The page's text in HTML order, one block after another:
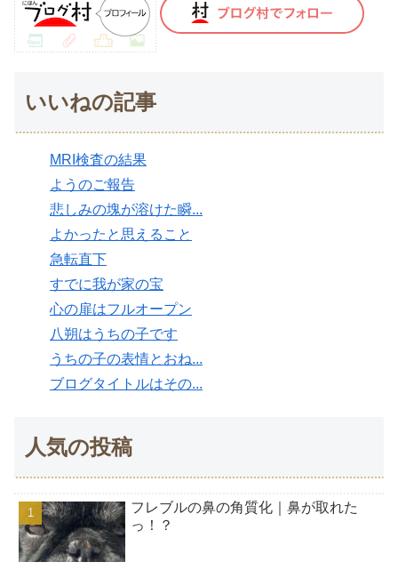
いいねの記事
MRI検査の結果
ようのご報告
悲しみの塊が溶けた瞬...
よかったと思えること
急転直下
すでに我が家の宝
心の扉はフルオープン
八朔はうちの子です
うちの子の表情とおね...
ブログタイトルはその...
人気の投稿
フレブルの鼻の角質化｜鼻が取れた
っ！？